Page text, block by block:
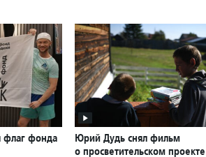
флаг фонда
Юрий Дудь снял фильм
о просветительском проекте